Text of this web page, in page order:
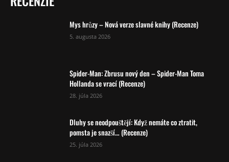
Mys hrůzy – Nová verze slavné knihy (Recenze)
5. augusta 2026
Spider-Man: Zbrusu nový den – Spider-Man Toma
Hollanda se vrací (Recenze)
28. júla 2026
Dluhy se neodpouštějí: Když nemáte co ztratit,
pomsta je snazší… (Recenze)
25. júla 2026